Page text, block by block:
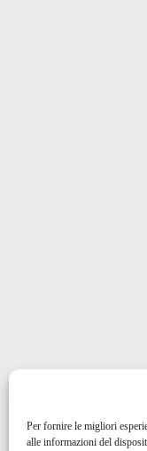
Per fornire le migliori
alle informazioni del